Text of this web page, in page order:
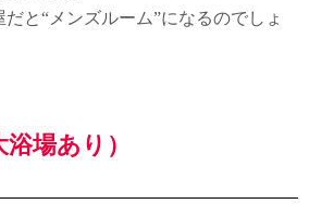
と“メンズルーム”になるのでしょ
場あり）